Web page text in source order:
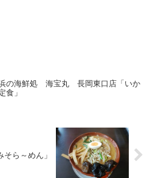
の海鮮処 海宝丸 長岡東口店「いか
食」
ら～めん」